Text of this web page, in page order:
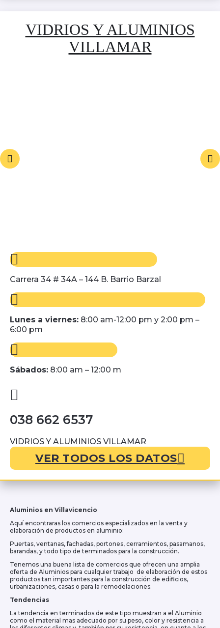
VIDRIOS Y ALUMINIOS
VILLAMAR
Carrera 34 # 34A – 144 B. Barrio Barzal
Lunes a viernes: 8:00 am-12:00 pm y 2:00 pm –
6:00 pm
Sábados: 8:00 am – 12:00 m
038 662 6537
VIDRIOS Y ALUMINIOS VILLAMAR
VER TODOS LOS DATOS
Aluminios en Villavicencio
Aquí encontraras los comercios especializados en la venta y
elaboración de productos en aluminio:
Puertas, ventanas, fachadas, portones, cerramientos, pasamanos,
barandas, y todo tipo de terminados para la construcción.
Tenemos una buena lista de comercios que ofrecen una amplia
oferta de Aluminios para cualquier trabajo de elaboración de estos
productos tan importantes para la construcción de edificios,
urbanizaciones, casas o para la remodelaciones.
Tendencias
La tendencia en terminados de este tipo muestran a el Aluminio
como el material mas adecuado por su peso, color y resistencia a